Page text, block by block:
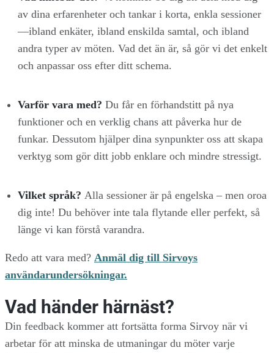
av dina erfarenheter och tankar i korta, enkla sessioner
—ibland enkäter, ibland enskilda samtal, och ibland
andra typer av möten. Vad det än är, så gör vi det enkelt
och anpassar oss efter ditt schema.
Varför vara med? Du får en förhandstitt på nya
funktioner och en verklig chans att påverka hur de
funkar. Dessutom hjälper dina synpunkter oss att skapa
verktyg som gör ditt jobb enklare och mindre stressigt.
Vilket språk? Alla sessioner är på engelska – men oroa
dig inte! Du behöver inte tala flytande eller perfekt, så
länge vi kan förstå varandra.
Redo att vara med? Anmäl dig till Sirvoys
användarundersökningar.
Vad händer härnäst?
Din feedback kommer att fortsätta forma Sirvoy när vi
arbetar för att minska de utmaningar du möter varje